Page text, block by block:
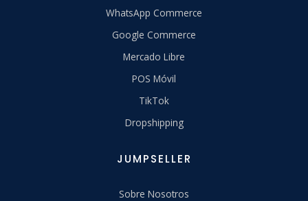
WhatsApp Commerce
Google Commerce
Mercado Libre
POS Móvil
TikTok
Dropshipping
JUMPSELLER
Sobre Nosotros